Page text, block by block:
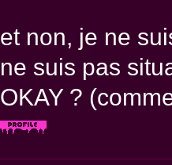
et non, je ne
ne suis pas
OKAY ?